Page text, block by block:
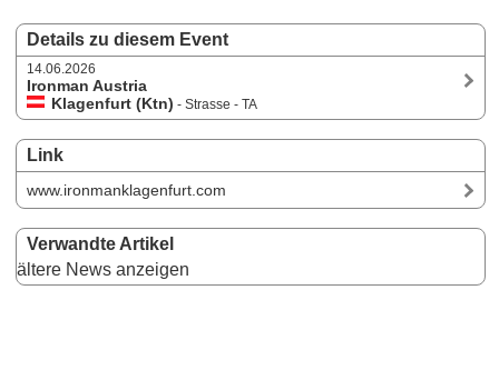
Details zu diesem Event
14.06.2026
Ironman Austria
Klagenfurt (Ktn) - Strasse - TA
Link
www.ironmanklagenfurt.com
Verwandte Artikel
ältere News anzeigen